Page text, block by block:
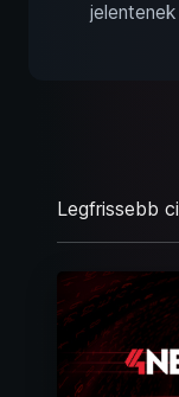
Legfrissebb